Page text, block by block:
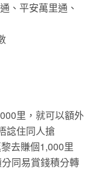
、平安萬里通、
里，就可以額外
諗住同人搶
去賺個1,000里
同易賞錢積分轉